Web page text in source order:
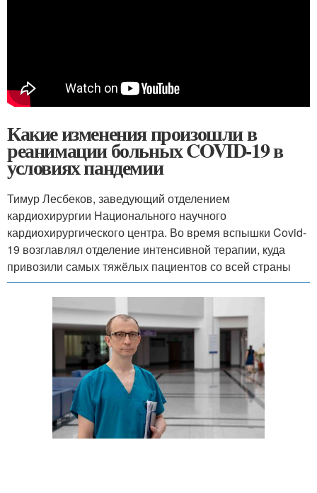
Какие изменения произошли в
реанимации больных COVID-19 в
условиях пандемии
Тимур Лесбеков, заведующий отделением
кардиохирургии Национального научного
кардиохирургического центра. Во время вспышки Covid-
19 возглавлял отделение интенсивной терапии, куда
привозили самых тяжёлых пациентов со всей страны